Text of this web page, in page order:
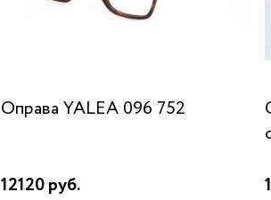
Оправа YALEA 096 752
12120 руб.